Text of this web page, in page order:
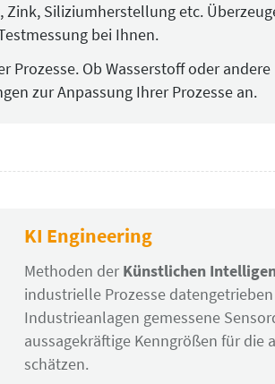
Siliziumherstellung etc.
bei Ihnen.
Prozesse. Ob Wasserstoff oder andere
zur Anpassung Ihrer Prozesse an.
KI Engineering
Methoden der Künstlichen
industrielle Prozesse
Industrieanlagen gemessene
aussagekräftige Kenngrößen für die
schätzen.